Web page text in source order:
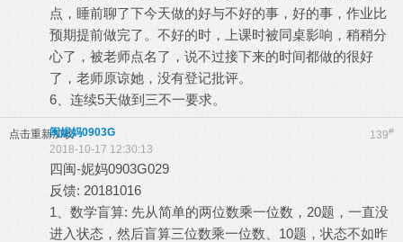
点，睡前聊了下今天做的好与不好的事，好的事，作业比
预期提前做完了。不好的时，上课时被同桌影响，稍稍分
心了，被老师点名了，说不过接下来的时间都做的很好
了，老师原谅她，没有登记批评。
6、连续5天做到三不一要求。
点击重新加载 139#
闽妮妈0903G
2018-10-17 12:30:13
四闽-妮妈0903G029
反馈: 20181016
1、数学盲算: 先从简单的两位数乘一位数，20题，一直没
进入状态，然后盲算三位数乘一位数、10题，状态不如昨